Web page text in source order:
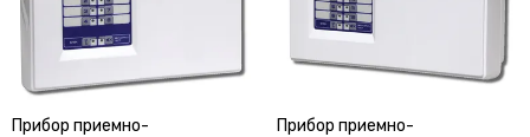
Прибор приемно-
Прибор приемно-